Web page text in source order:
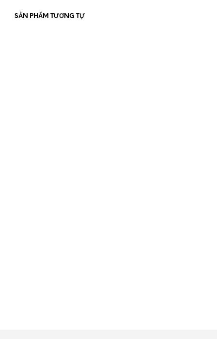
SẢN PHẨM TƯƠNG TỰ